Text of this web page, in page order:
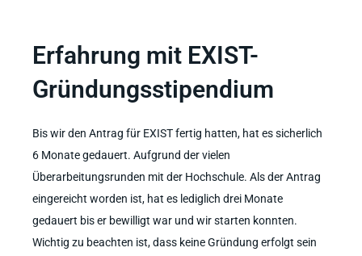
Erfahrung mit EXIST-
Gründungsstipendium
Bis wir den Antrag für EXIST fertig hatten, hat es sicherlich
6 Monate gedauert. Aufgrund der vielen
Überarbeitungsrunden mit der Hochschule. Als der Antrag
eingereicht worden ist, hat es lediglich drei Monate
gedauert bis er bewilligt war und wir starten konnten.
Wichtig zu beachten ist, dass keine Gründung erfolgt sein